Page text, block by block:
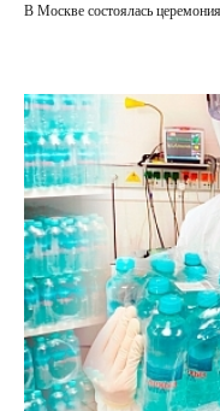
В Москве состоялась